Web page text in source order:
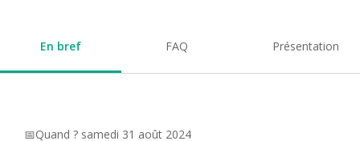
En bref FAQ Présentation
📅Quand ? samedi 31 août 2024